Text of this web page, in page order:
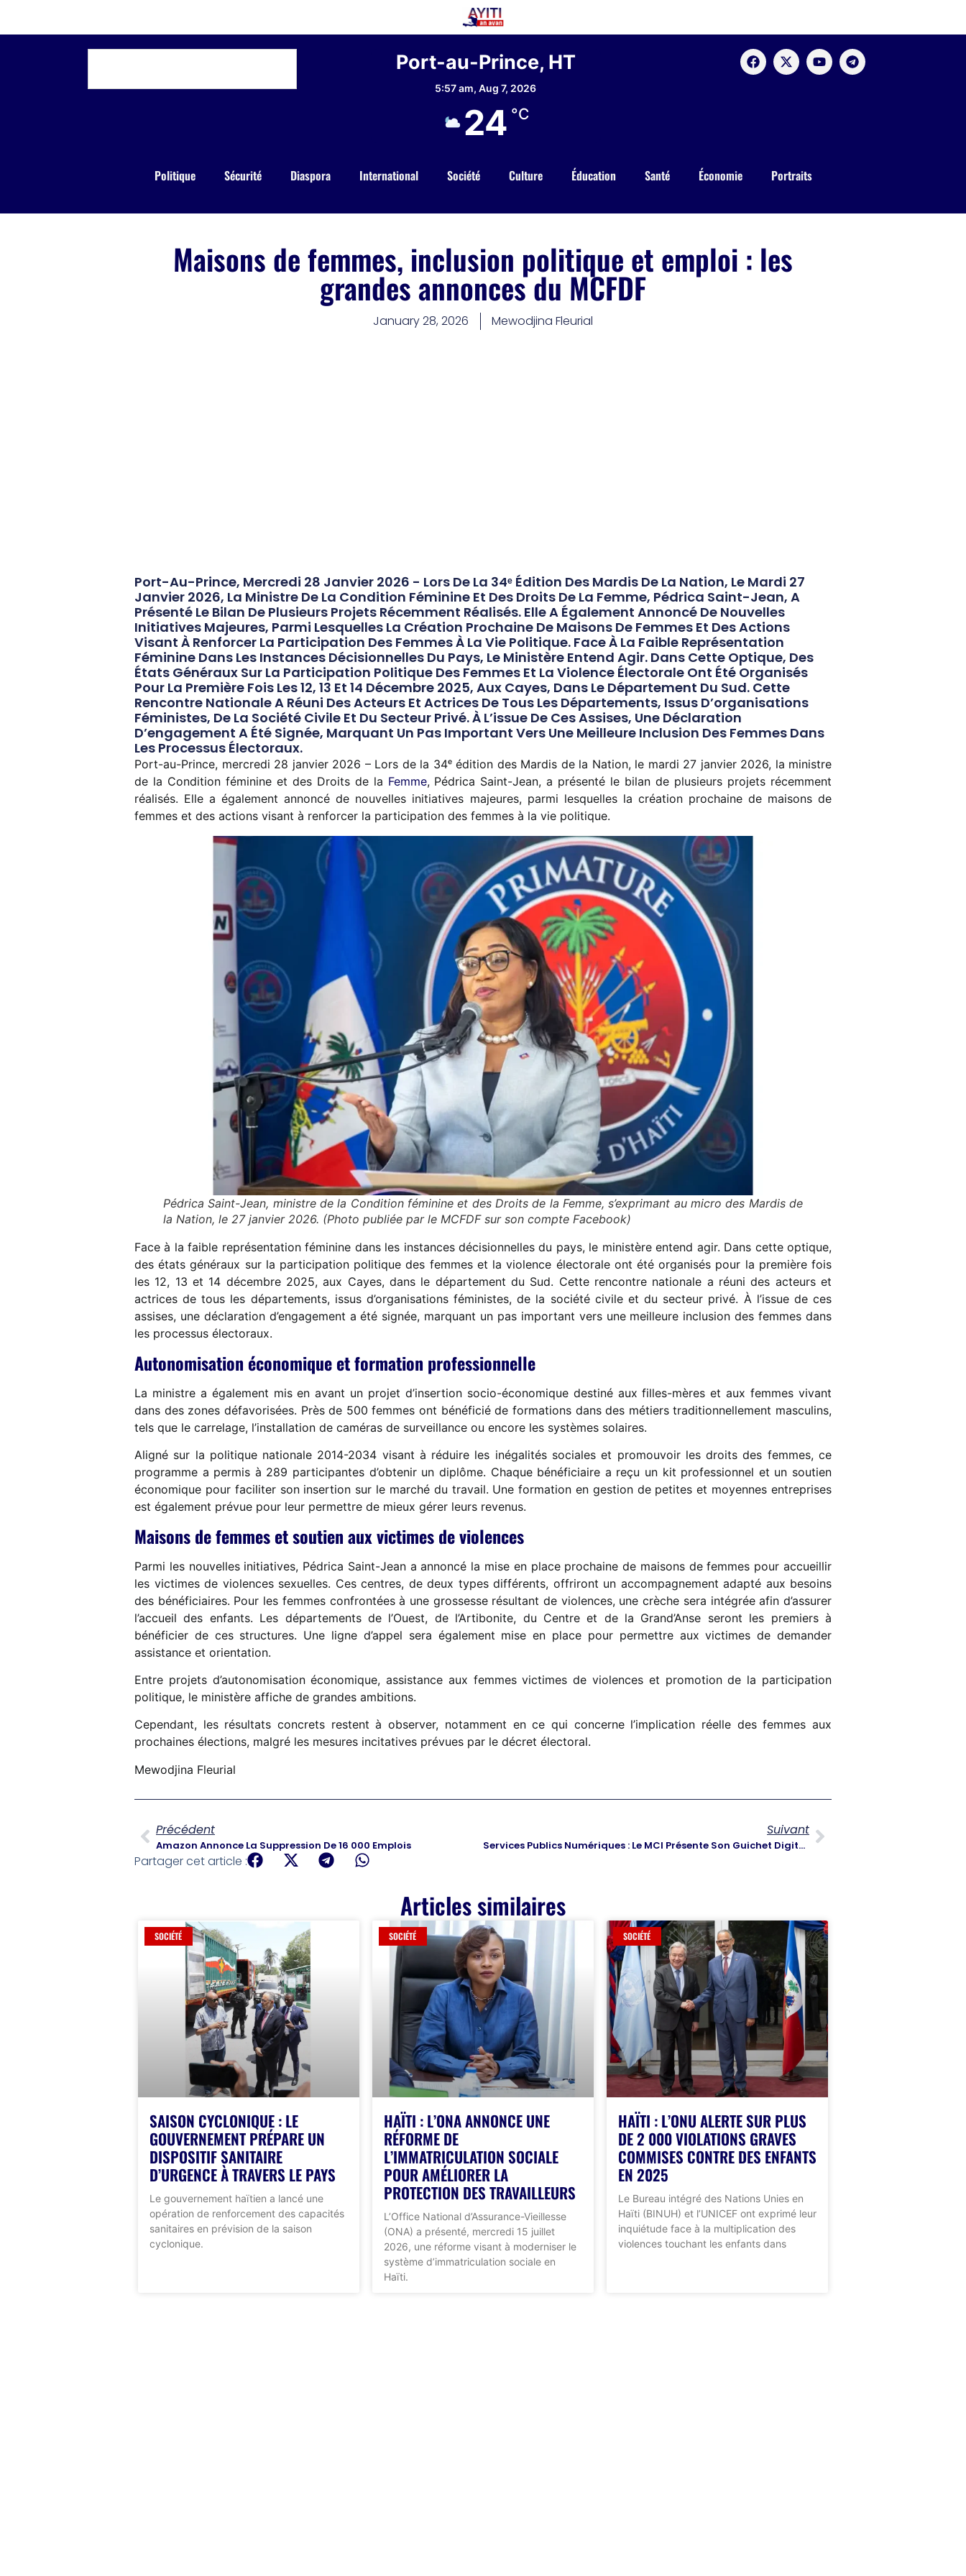
Port-au-Prince, HT
5:57 am,Aug 7, 2026
24 °C
Politique Sécurité Diaspora International Société Culture Éducation Santé Économie Portraits
Maisons de femmes, inclusion politique et emploi : les
grandes annonces du MCFDF
January 28, 2026 Mewodjina Fleurial
Port-Au-Prince, Mercredi 28 Janvier 2026 - Lors De La 34ᵉ Édition Des Mardis De La Nation, Le Mardi 27
Janvier 2026, La Ministre De La Condition Féminine Et Des Droits De La Femme, Pédrica Saint-Jean, A
Présenté Le Bilan De Plusieurs Projets Récemment Réalisés. Elle A Également Annoncé De Nouvelles
Initiatives Majeures, Parmi Lesquelles La Création Prochaine De Maisons De Femmes Et Des Actions
Visant À Renforcer La Participation Des Femmes À La Vie Politique. Face À La Faible Représentation
Féminine Dans Les Instances Décisionnelles Du Pays, Le Ministère Entend Agir. Dans Cette Optique, Des
États Généraux Sur La Participation Politique Des Femmes Et La Violence Électorale Ont Été Organisés
Pour La Première Fois Les 12, 13 Et 14 Décembre 2025, Aux Cayes, Dans Le Département Du Sud. Cette
Rencontre Nationale A Réuni Des Acteurs Et Actrices De Tous Les Départements, Issus D’organisations
Féministes, De La Société Civile Et Du Secteur Privé. À L’issue De Ces Assises, Une Déclaration
D’engagement A Été Signée, Marquant Un Pas Important Vers Une Meilleure Inclusion Des Femmes Dans
Les Processus Électoraux.
Port-au-Prince, mercredi 28 janvier 2026 – Lors de la 34ᵉ édition des Mardis de la Nation, le mardi 27 janvier 2026, la ministre
de la Condition féminine et des Droits de la Femme, Pédrica Saint-Jean, a présenté le bilan de plusieurs projets récemment
réalisés. Elle a également annoncé de nouvelles initiatives majeures, parmi lesquelles la création prochaine de maisons de
femmes et des actions visant à renforcer la participation des femmes à la vie politique.
Pédrica Saint-Jean, ministre de la Condition féminine et des Droits de la Femme, s’exprimant au micro des Mardis de
la Nation, le 27 janvier 2026. (Photo publiée par le MCFDF sur son compte Facebook)
Face à la faible représentation féminine dans les instances décisionnelles du pays, le ministère entend agir. Dans cette optique,
des états généraux sur la participation politique des femmes et la violence électorale ont été organisés pour la première fois
les 12, 13 et 14 décembre 2025, aux Cayes, dans le département du Sud. Cette rencontre nationale a réuni des acteurs et
actrices de tous les départements, issus d’organisations féministes, de la société civile et du secteur privé. À l’issue de ces
assises, une déclaration d’engagement a été signée, marquant un pas important vers une meilleure inclusion des femmes dans
les processus électoraux.
Autonomisation économique et formation professionnelle
La ministre a également mis en avant un projet d’insertion socio-économique destiné aux filles-mères et aux femmes vivant
dans des zones défavorisées. Près de 500 femmes ont bénéficié de formations dans des métiers traditionnellement masculins,
tels que le carrelage, l’installation de caméras de surveillance ou encore les systèmes solaires.
Aligné sur la politique nationale 2014-2034 visant à réduire les inégalités sociales et promouvoir les droits des femmes, ce
programme a permis à 289 participantes d’obtenir un diplôme. Chaque bénéficiaire a reçu un kit professionnel et un soutien
économique pour faciliter son insertion sur le marché du travail. Une formation en gestion de petites et moyennes entreprises
est également prévue pour leur permettre de mieux gérer leurs revenus.
Maisons de femmes et soutien aux victimes de violences
Parmi les nouvelles initiatives, Pédrica Saint-Jean a annoncé la mise en place prochaine de maisons de femmes pour accueillir
les victimes de violences sexuelles. Ces centres, de deux types différents, offriront un accompagnement adapté aux besoins
des bénéficiaires. Pour les femmes confrontées à une grossesse résultant de violences, une crèche sera intégrée afin d’assurer
l’accueil des enfants. Les départements de l’Ouest, de l’Artibonite, du Centre et de la Grand’Anse seront les premiers à
bénéficier de ces structures. Une ligne d’appel sera également mise en place pour permettre aux victimes de demander
assistance et orientation.
Entre projets d’autonomisation économique, assistance aux femmes victimes de violences et promotion de la participation
politique, le ministère affiche de grandes ambitions.
Cependant, les résultats concrets restent à observer, notamment en ce qui concerne l’implication réelle des femmes aux
prochaines élections, malgré les mesures incitatives prévues par le décret électoral.
Mewodjina Fleurial
Précédent
Amazon Annonce La Suppression De 16 000 Emplois
Suivant
Services Publics Numériques : Le MCI Présente Son Guichet Digital Aux Institutions Financières
Partager cet article :
Articles similaires
SOCIÉTÉ
SAISON CYCLONIQUE : LE
GOUVERNEMENT PRÉPARE UN
DISPOSITIF SANITAIRE
D’URGENCE À TRAVERS LE PAYS
Le gouvernement haïtien a lancé une
opération de renforcement des capacités
sanitaires en prévision de la saison
cyclonique.
SOCIÉTÉ
HAÏTI : L’ONA ANNONCE UNE
RÉFORME DE
L’IMMATRICULATION SOCIALE
POUR AMÉLIORER LA
PROTECTION DES TRAVAILLEURS
L’Office National d’Assurance-Vieillesse
(ONA) a présenté, mercredi 15 juillet
2026, une réforme visant à moderniser le
système d’immatriculation sociale en
Haïti.
SOCIÉTÉ
HAÏTI : L’ONU ALERTE SUR PLUS
DE 2 000 VIOLATIONS GRAVES
COMMISES CONTRE DES ENFANTS
EN 2025
Le Bureau intégré des Nations Unies en
Haïti (BINUH) et l’UNICEF ont exprimé leur
inquiétude face à la multiplication des
violences touchant les enfants dans